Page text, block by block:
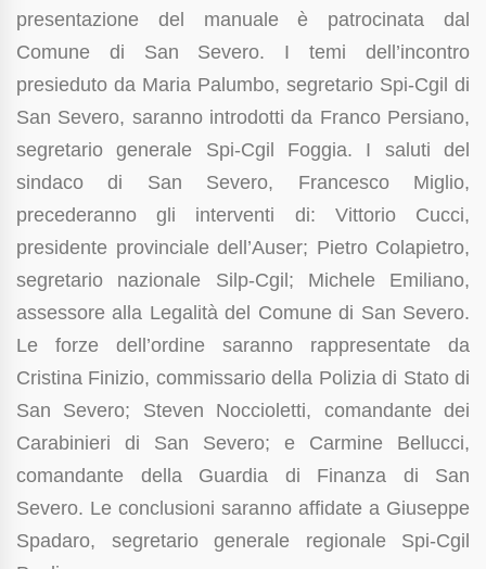
presentazione del manuale è patrocinata dal
Comune di San Severo. I temi dell’incontro
presieduto da Maria Palumbo, segretario Spi-Cgil di
San Severo, saranno introdotti da Franco Persiano,
segretario generale Spi-Cgil Foggia. I saluti del
sindaco di San Severo, Francesco Miglio,
precederanno gli interventi di: Vittorio Cucci,
presidente provinciale dell’Auser; Pietro Colapietro,
segretario nazionale Silp-Cgil; Michele Emiliano,
assessore alla Legalità del Comune di San Severo.
Le forze dell’ordine saranno rappresentate da
Cristina Finizio, commissario della Polizia di Stato di
San Severo; Steven Noccioletti, comandante dei
Carabinieri di San Severo; e Carmine Bellucci,
comandante della Guardia di Finanza di San
Severo. Le conclusioni saranno affidate a Giuseppe
Spadaro, segretario generale regionale Spi-Cgil